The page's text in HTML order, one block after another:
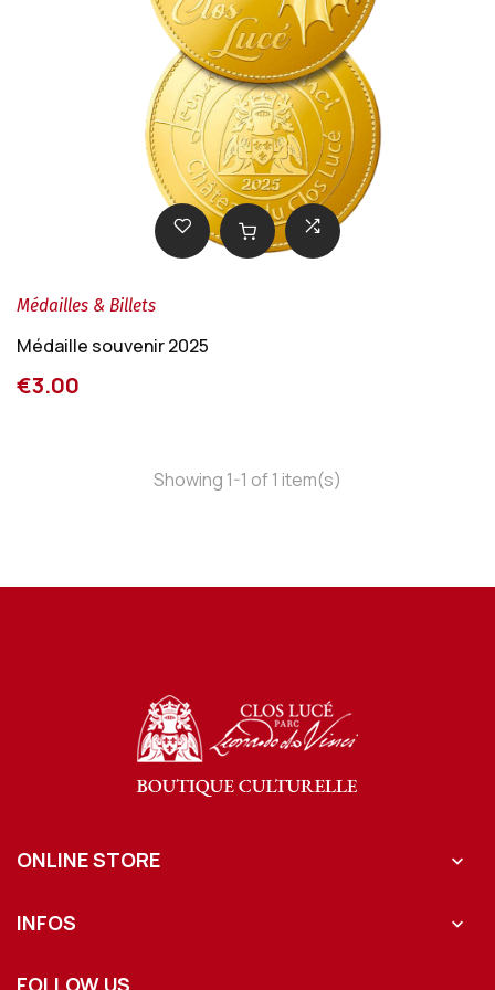
Médailles & Billets
Médaille souvenir 2025
€3.00
Showing 1-1 of 1 item(s)
ONLINE STORE 
INFOS 
FOLLOW US